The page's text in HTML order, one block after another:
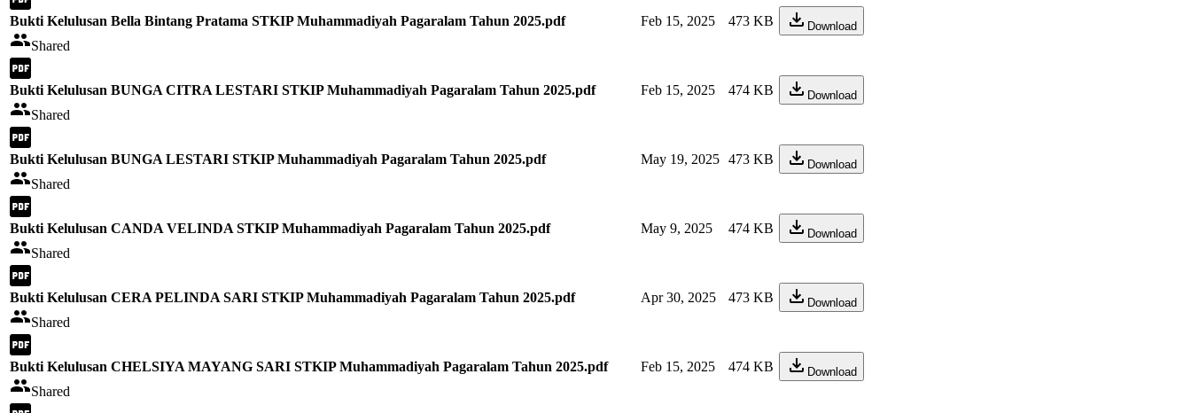
Bukti Kelulusan Bella Bintang Pratama STKIP Muhammadiyah Pagaralam Tahun 2025.pdf
Shared
Feb 15, 2025 473 KB Download
Bukti Kelulusan BUNGA CITRA LESTARI STKIP Muhammadiyah Pagaralam Tahun 2025.pdf
Shared
Feb 15, 2025 474 KB Download
Bukti Kelulusan BUNGA LESTARI STKIP Muhammadiyah Pagaralam Tahun 2025.pdf
Shared
May 19, 2025 473 KB Download
Bukti Kelulusan CANDA VELINDA STKIP Muhammadiyah Pagaralam Tahun 2025.pdf
Shared
May 9, 2025 474 KB Download
Bukti Kelulusan CERA PELINDA SARI STKIP Muhammadiyah Pagaralam Tahun 2025.pdf
Shared
Apr 30, 2025 473 KB Download
Bukti Kelulusan CHELSIYA MAYANG SARI STKIP Muhammadiyah Pagaralam Tahun 2025.pdf
Shared
Feb 15, 2025 474 KB Download